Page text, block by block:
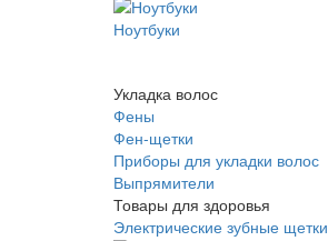
Ноутбуки
Укладка волос
Фены
Фен-щетки
Приборы для укладки волос
Выпрямители
Товары для здоровья
Электрические зубные щетки